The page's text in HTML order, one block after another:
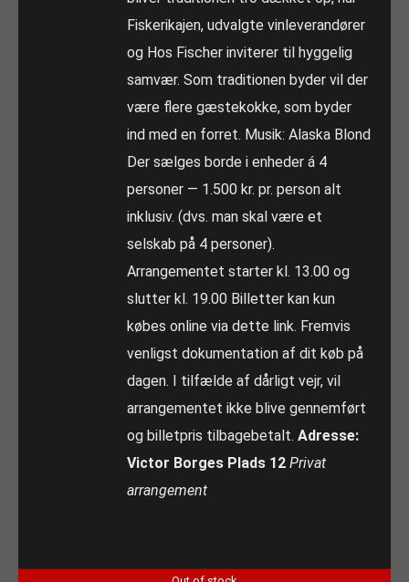
Fiskerikajen, udvalgte vinleverandører
og Hos Fischer inviterer til hyggelig
samvær. Som traditionen byder vil der
være flere gæstekokke, som byder
ind med en forret. Musik: Alaska Blond
Der sælges borde i enheder á 4
personer — 1.500 kr. pr. person alt
inklusiv. (dvs. man skal være et
selskab på 4 personer).
Arrangementet starter kl. 13.00 og
slutter kl. 19.00 Billetter kan kun
købes online via dette link. Fremvis
venligst dokumentation af dit køb på
dagen. I tilfælde af dårligt vejr, vil
arrangementet ikke blive gennemført
og billetpris tilbagebetalt.Adresse:
Victor Borges Plads 12 Privat
arrangement